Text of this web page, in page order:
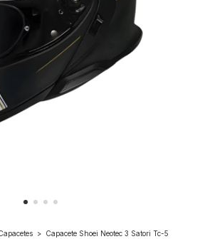
> Capacete Shoei Neotec 3 Satori Tc-5